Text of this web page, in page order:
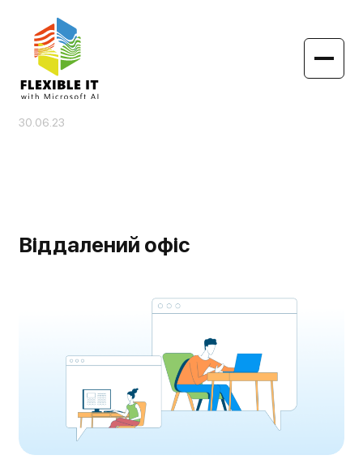
30.06.23
Віддалений офіс